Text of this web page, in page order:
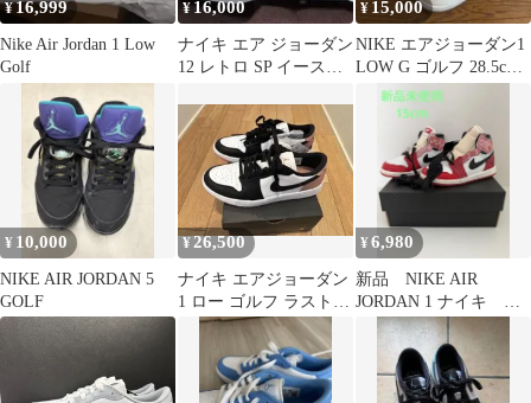
¥16,999
Nike Air Jordan 1 Low
Golf
¥16,000
ナイキ エア ジョーダン
12 レトロ SP イースト
¥ 15,000
NIKE エアジョーダン1
LOW G ゴルフ 28.5cm
新品未使用 箱無し
¥ 10,000
NIKE AIR JORDAN 5
GOLF
¥26,500
ナイキ エアジョーダン
1 ロー ゴルフ ラストピ
ンク 27.5cm
¥6,980
新品 NIKE AIR
JORDAN 1 ナイキ エ
アジョーダン15cm